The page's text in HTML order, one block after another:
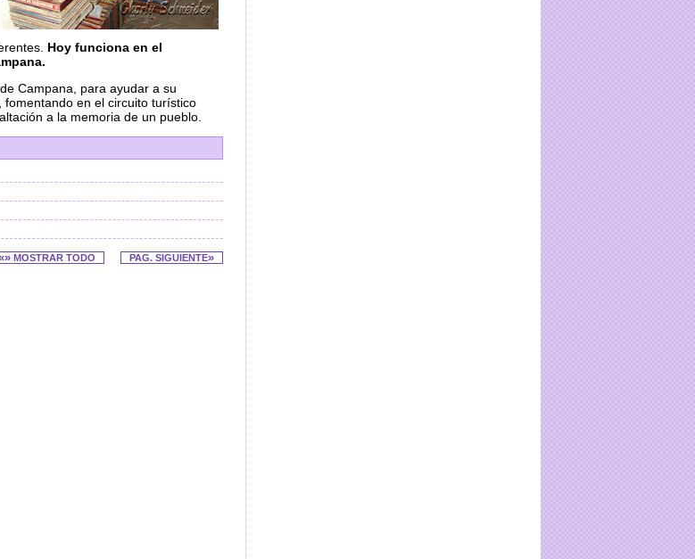
Hoy funciona en el
Campana, para ayudar a su
en el circuito turístico
a la memoria de un pueblo.
MOSTRAR TODO PAG. SIGUIENTE»